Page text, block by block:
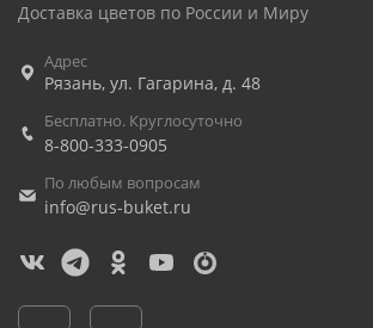
Доставка цветов по России и Миру
Адрес
Рязань, ул. Гагарина, д. 48
Бесплатно. Круглосуточно
8-800-333-0905
По любым вопросам
info@rus-buket.ru